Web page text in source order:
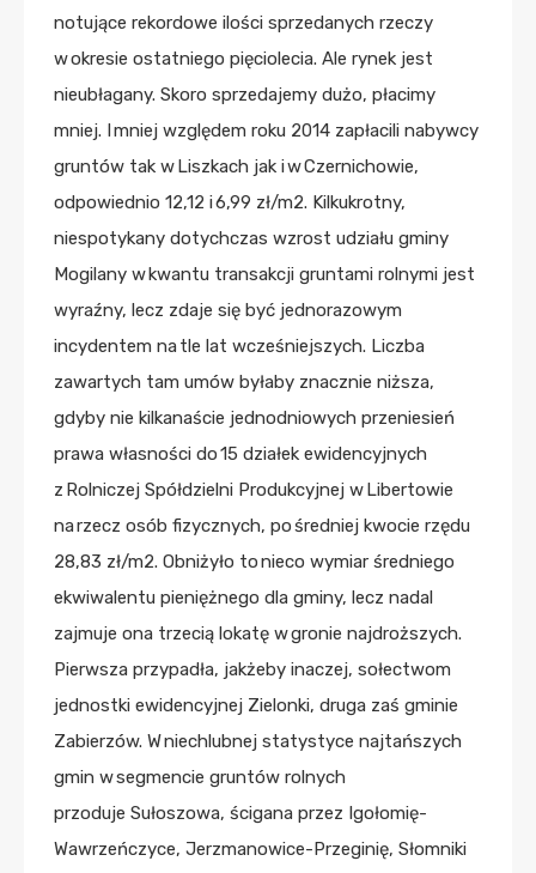
notujące rekordowe ilości sprzedanych rzeczy
w okresie ostatniego pięciolecia. Ale rynek jest
nieubłagany. Skoro sprzedajemy dużo, płacimy
mniej. I mniej względem roku 2014 zapłacili nabywcy
gruntów tak w Liszkach jak i w Czernichowie,
odpowiednio 12,12 i 6,99 zł/m2. Kilkukrotny,
niespotykany dotychczas wzrost udziału gminy
Mogilany w kwantu transakcji gruntami rolnymi jest
wyraźny, lecz zdaje się być jednorazowym
incydentem na tle lat wcześniejszych. Liczba
zawartych tam umów byłaby znacznie niższa,
gdyby nie kilkanaście jednodniowych przeniesień
prawa własności do 15 działek ewidencyjnych
z Rolniczej Spółdzielni Produkcyjnej w Libertowie
na rzecz osób fizycznych, po średniej kwocie rzędu
28,83 zł/m2. Obniżyło to nieco wymiar średniego
ekwiwalentu pieniężnego dla gminy, lecz nadal
zajmuje ona trzecią lokatę w gronie najdroższych.
Pierwsza przypadła, jakżeby inaczej, sołectwom
jednostki ewidencyjnej Zielonki, druga zaś gminie
Zabierzów. W niechlubnej statystyce najtańszych
gmin w segmencie gruntów rolnych
przoduje Sułoszowa, ścigana przez Igołomię-
Wawrzeńczyce, Jerzmanowice-Przeginię, Słomniki